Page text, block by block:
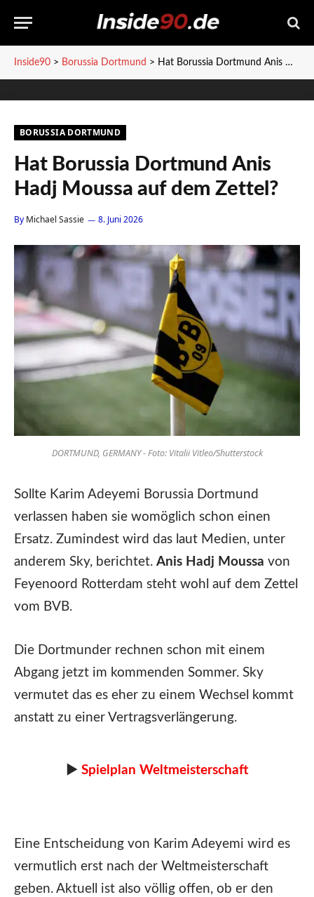
Inside90 > Borussia Dortmund > Hat Borussia Dortmund Anis Hadj Moussa auf dem Zettel?
BORUSSIA DORTMUND
Hat Borussia Dortmund Anis
Hadj Moussa auf dem Zettel?
By Michael Sassie 8. Juni 2026
DORTMUND, GERMANY - Foto: Vitalii Vitleo/Shutterstock
Sollte Karim Adeyemi Borussia Dortmund
verlassen haben sie womöglich schon einen
Ersatz. Zumindest wird das laut Medien, unter
anderem Sky, berichtet. Anis Hadj Moussa von
Feyenoord Rotterdam steht wohl auf dem Zettel
vom BVB.
Die Dortmunder rechnen schon mit einem
Abgang jetzt im kommenden Sommer. Sky
vermutet das es eher zu einem Wechsel kommt
anstatt zu einer Vertragsverlängerung.
► Spielplan Weltmeisterschaft
Eine Entscheidung von Karim Adeyemi wird es
vermutlich erst nach der Weltmeisterschaft
geben. Aktuell ist also völlig offen, ob er den